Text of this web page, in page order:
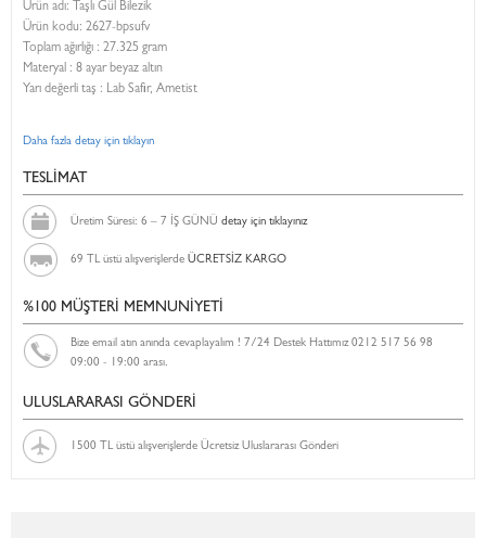
Ürün adı: Taşlı Gül Bilezik
Ürün kodu: 2627-bpsufv
Toplam ağırlığı : 27.325 gram
Materyal : 8 ayar beyaz altın
Yarı değerli taş : Lab Safir, Ametist
Daha fazla detay için tıklayın
TESLİMAT
Üretim Süresi: 6 – 7 İŞ GÜNÜ detay için tıklayınız
69 TL üstü alışverişlerde ÜCRETSİZ KARGO
%100 MÜŞTERİ MEMNUNİYETİ
Bize email atın anında cevaplayalım ! 7/24 Destek Hattımız 0212 517 56 98
09:00 - 19:00 arası.
ULUSLARARASI GÖNDERİ
1500 TL üstü alışverişlerde Ücretsiz Uluslararası Gönderi